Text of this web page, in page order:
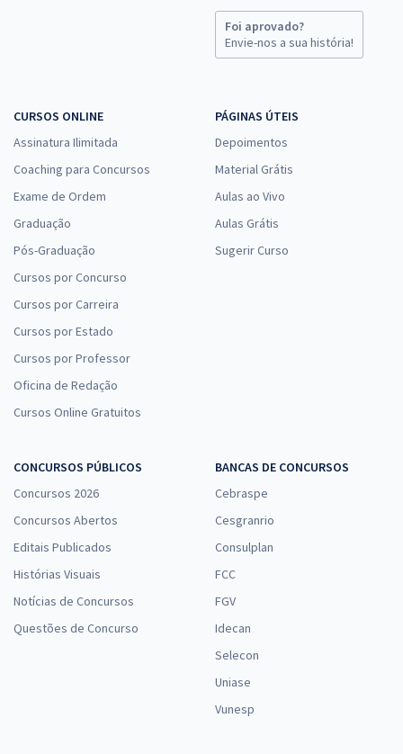
Foi aprovado?
Envie-nos a sua história!
CURSOS ONLINE
Assinatura Ilimitada
Coaching para Concursos
Exame de Ordem
Graduação
Pós-Graduação
Cursos por Concurso
Cursos por Carreira
Cursos por Estado
Cursos por Professor
Oficina de Redação
Cursos Online Gratuitos
PÁGINAS ÚTEIS
Depoimentos
Material Grátis
Aulas ao Vivo
Aulas Grátis
Sugerir Curso
CONCURSOS PÚBLICOS
Concursos 2026
Concursos Abertos
Editais Publicados
Histórias Visuais
Notícias de Concursos
Questões de Concurso
BANCAS DE CONCURSOS
Cebraspe
Cesgranrio
Consulplan
FCC
FGV
Idecan
Selecon
Uniase
Vunesp